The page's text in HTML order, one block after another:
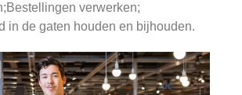
verwerken;
in de gaten houden en bijhouden.